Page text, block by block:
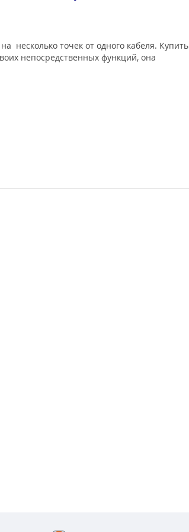
несколько точек от одного кабеля. Купить
непосредственных функций, она